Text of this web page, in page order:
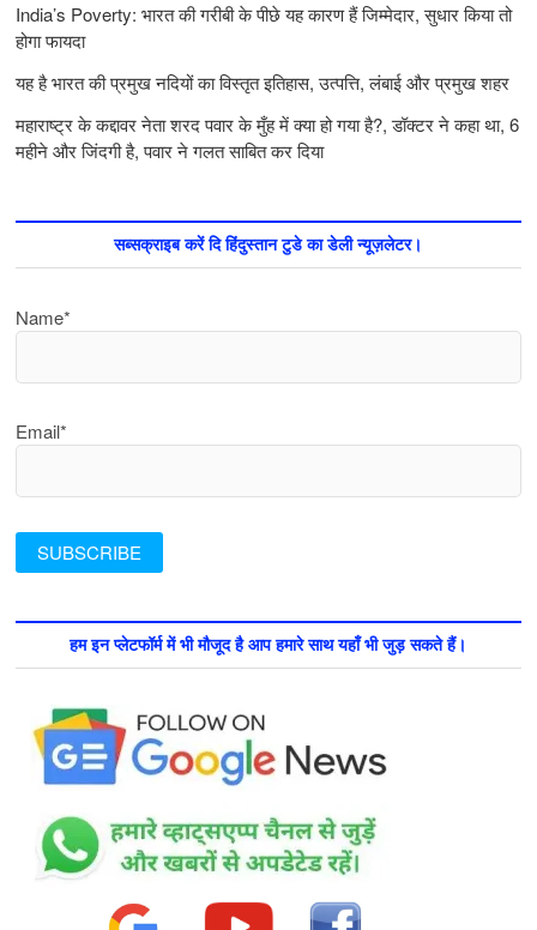
India’s Poverty: भारत की गरीबी के पीछे यह कारण हैं जिम्‍मेदार, सुधार किया तो
होगा फायदा
यह है भारत की प्रमुख नदियों का विस्तृत इतिहास, उत्पत्ति, लंबाई और प्रमुख शहर
महाराष्ट्र के कद्दावर नेता शरद पवार के मुँह में क्या हो गया है?, डॉक्टर ने कहा था, 6
महीने और जिंदगी है, पवार ने गलत साबित कर दिया
सब्सक्राइब करें दि हिंदुस्तान टुडे का डेली न्यूज़लेटर।
Name*
Email*
हम इन प्लेटफॉर्म में भी मौजूद है आप हमारे साथ यहाँ भी जुड़ सकते हैं।